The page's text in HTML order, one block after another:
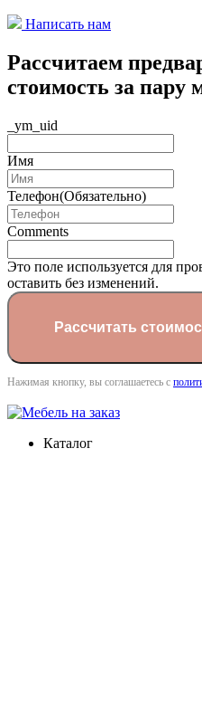
Написать нам
Рассчитаем
стоимость за пару
_ym_uid
Имя
Телефон(Обязательно)
Comments
Это поле используется для
оставить без изменений.
Нажимая кнопку, вы соглашаетесь с
Каталог